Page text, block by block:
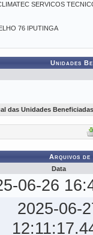
SERVICOS
76 IPUTINGA
Unidades
das Unidades
Arquivos
Data
06-26
2025-06-